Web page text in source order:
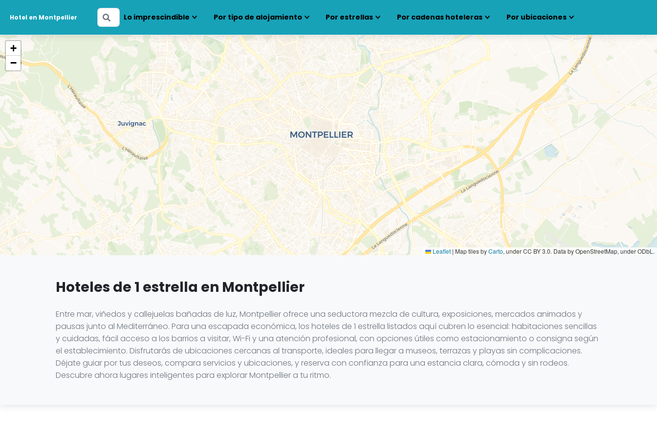
Hotel en Montpellier
Ingresa
tus
fechas
Lo imprescindible Por tipo de alojamiento Por estrellas Por cadenas hoteleras Por ubicaciones
+
−
Leaflet | Map tiles byCarto, under CC BY 3.0. Data by OpenStreetMap, under ODbL.
Hoteles de 1 estrella en Montpellier
Entre mar, viñedos y callejuelas bañadas de luz, Montpellier ofrece una seductora mezcla de cultura, exposiciones, mercados animados y
pausas junto al Mediterráneo. Para una escapada económica, los hoteles de 1 estrella listados aquí cubren lo esencial: habitaciones sencillas
y cuidadas, fácil acceso a los barrios a visitar, Wi-Fi y una atención profesional, con opciones útiles como estacionamiento o consigna según
el establecimiento. Disfrutarás de ubicaciones cercanas al transporte, ideales para llegar a museos, terrazas y playas sin complicaciones.
Déjate guiar por tus deseos, compara servicios y ubicaciones, y reserva con confianza para una estancia clara, cómoda y sin rodeos.
Descubre ahora lugares inteligentes para explorar Montpellier a tu ritmo.